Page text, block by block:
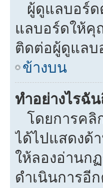
ผู้ดูแลบอร์ด
แลบอร์ดให้คุ
ติดต่อผู้ดูแลบ
ข้างบน
ทำอย่างไรฉั
โดยการคลิ
ได้ไปแสดงด้
ให้ลองอ่านก
ดำเนินการอี